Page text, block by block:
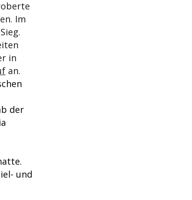
Im
in
an.
der
und